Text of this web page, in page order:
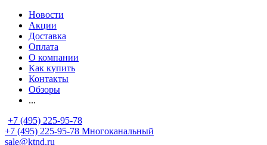
Новости
Акции
Доставка
Оплата
О компании
Как купить
Контакты
Обзоры
...
+7 (495) 225-95-78
+7 (495) 225-95-78 Многоканальный
sale@ktnd.ru